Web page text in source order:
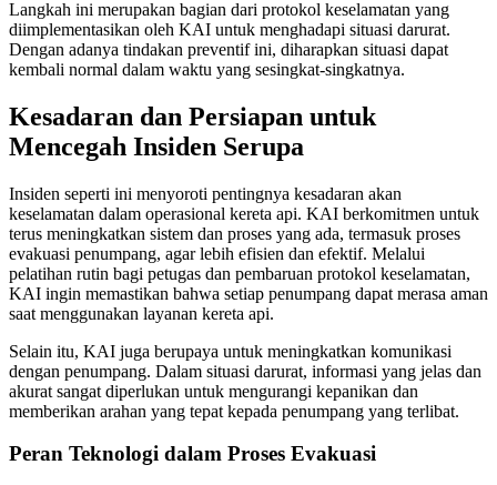
Langkah ini merupakan bagian dari protokol keselamatan yang
diimplementasikan oleh KAI untuk menghadapi situasi darurat.
Dengan adanya tindakan preventif ini, diharapkan situasi dapat
kembali normal dalam waktu yang sesingkat-singkatnya.
Kesadaran dan Persiapan untuk
Mencegah Insiden Serupa
Insiden seperti ini menyoroti pentingnya kesadaran akan
keselamatan dalam operasional kereta api. KAI berkomitmen untuk
terus meningkatkan sistem dan proses yang ada, termasuk proses
evakuasi penumpang, agar lebih efisien dan efektif. Melalui
pelatihan rutin bagi petugas dan pembaruan protokol keselamatan,
KAI ingin memastikan bahwa setiap penumpang dapat merasa aman
saat menggunakan layanan kereta api.
Selain itu, KAI juga berupaya untuk meningkatkan komunikasi
dengan penumpang. Dalam situasi darurat, informasi yang jelas dan
akurat sangat diperlukan untuk mengurangi kepanikan dan
memberikan arahan yang tepat kepada penumpang yang terlibat.
Peran Teknologi dalam Proses Evakuasi